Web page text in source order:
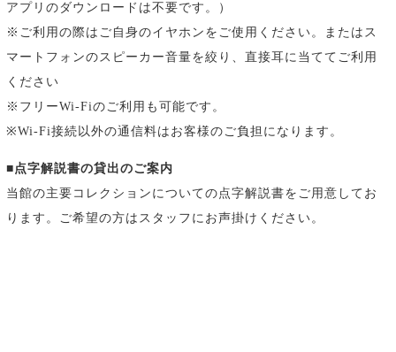
アプリのダウンロードは不要です。）
※ご利用の際はご自身のイヤホンをご使用ください。またはス
マートフォンのスピーカー音量を絞り、直接耳に当ててご利用
ください
※フリーWi-Fiのご利用も可能です。
※Wi-Fi接続以外の通信料はお客様のご負担になります。
■点字解説書の貸出のご案内
当館の主要コレクションについての点字解説書をご用意してお
ります。ご希望の方はスタッフにお声掛けください。